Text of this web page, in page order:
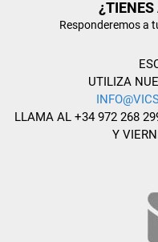
¿TIENES
Responderemos a
UTILIZA
LLAMA AL +34 972 268
Y